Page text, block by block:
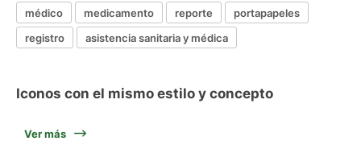
médico medicamento reporte
portapapeles
registro
asistencia sanitaria y médica
Iconos con el mismo estilo y concepto
Ver más